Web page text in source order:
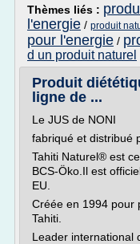
Thèmes liés :
l'energie / produit
pour l'energie /
d un produit naturel
Produit
ligne de ...
Le JUS de NONI
fabriqué et distribué
Tahiti Naturel® est
BCS-Öko.Il est
EU.
Créée en 1994 pour
Tahiti.
Leader international